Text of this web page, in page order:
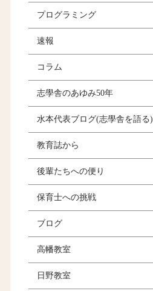
プログラミング
速報
コラム
志學舎のあゆみ50年
水本代表ブログ(志學舎を語る)
教育誌から
後輩たちへの便り
保育士への挑戦
ブログ
高幡教室
日野教室